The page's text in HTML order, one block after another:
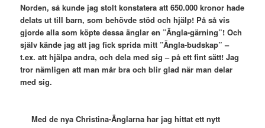
Norden, så kunde jag stolt konstatera att 650.000 kronor hade
delats ut till barn, som behövde stöd och hjälp! På så vis
gjorde alla som köpte dessa änglar en ”Ängla-gärning”! Och
själv kände jag att jag fick sprida mitt ”Ängla-budskap” –
t.ex. att hjälpa andra, och dela med sig – på ett fint sätt! Jag
tror nämligen att man mår bra och blir glad när man delar
med sig.
Med de nya Christina-Änglarna har jag hittat ett nytt